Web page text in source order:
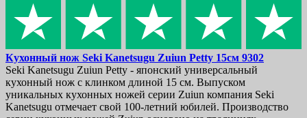
Кухонный нож Seki Kanetsugu Zuiun Petty 15см 9302
Seki Kanetsugu Zuiun Petty - японский универсальный
кухонный нож с клинком длиной 15 см. Выпуском
уникальных кухонных ножей серии Zuiun компания Seki
Kanetsugu отмечает свой 100-летний юбилей. Производство